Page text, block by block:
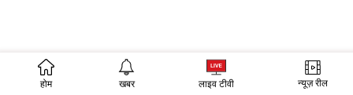
होम खबर लाइव टीवी न्यूज़ रील